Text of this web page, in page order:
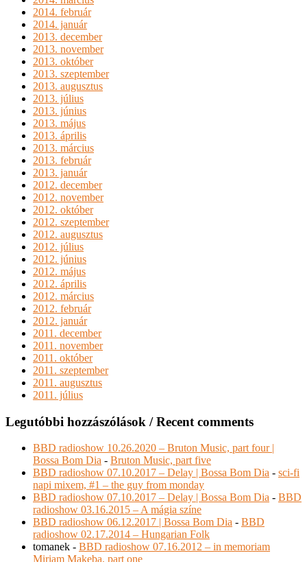
2014. február
2014. január
2013. december
2013. november
2013. október
2013. szeptember
2013. augusztus
2013. július
2013. június
2013. május
2013. április
2013. március
2013. február
2013. január
2012. december
2012. november
2012. október
2012. szeptember
2012. augusztus
2012. július
2012. június
2012. május
2012. április
2012. március
2012. február
2012. január
2011. december
2011. november
2011. október
2011. szeptember
2011. augusztus
2011. július
Legutóbbi hozzászólások / Recent comments
BBD radioshow 10.26.2020 – Bruton Music, part four |
Bossa Bom Dia - Bruton Music, part five
BBD radioshow 07.10.2017 – Delay | Bossa Bom Dia - sci-fi
napi mixem, #1 – the guy from monday
BBD radioshow 07.10.2017 – Delay | Bossa Bom Dia - BBD
radioshow 03.16.2015 – A mágia színe
BBD radioshow 06.12.2017 | Bossa Bom Dia - BBD
radioshow 02.17.2014 – Hungarian Folk
tomanek - BBD radioshow 07.16.2012 – in memoriam
Miriam Makeba, part one